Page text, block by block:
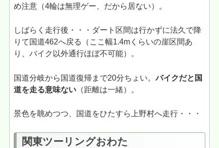
め注意（4輪は無理ゲー、だから居ない）。
しばらく走行後・・・ダート区間は行かずに法久で降
りて国道462へ戻る（ここ幅1.4mくらいの崖区間あ
り、バイク以外通行ほぼ不可能）。
国道分岐から国道復帰まで20分ちょい。バイクだと国
道を走る意味ない （距離は一緒）。
景色を眺めつつ、国道をひたすら上野村へ走行・・・
関東ツーリングおわた